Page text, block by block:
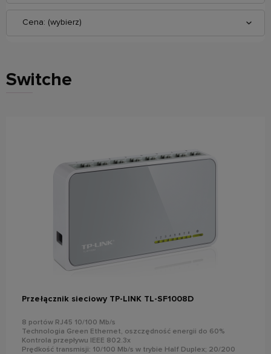
Cena: (wybierz)
Switche
Przełącznik sieciowy TP-LINK TL-SF1008D
8 portów RJ45 10/100 Mb/s
Technologia Green Ethernet, oszczędność energii do 60%
Kontrola przepływu IEEE 802.3x
Prędkość transmisji: 10/100 Mb/s w trybie Half Duplex; 20/200
do koszyka